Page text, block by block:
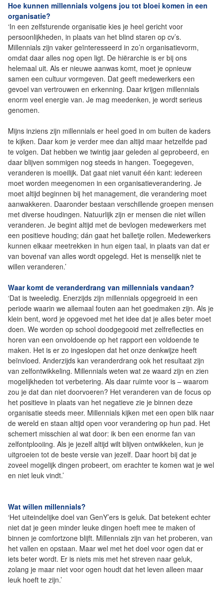
Hoe kunnen millennials volgens jou tot bloei komen in een
organisatie?
‘In een zelfsturende organisatie kies je heel gericht voor
persoonlijkheden, in plaats van het blind staren op cv’s.
Millennials zijn vaker geïnteresseerd in zo’n organisatievorm,
omdat daar alles nog open ligt. De hiërarchie is er bij ons
helemaal uit. Als er nieuwe aanwas komt, moet je opnieuw
samen een cultuur vormgeven. Dat geeft medewerkers een
gevoel van vertrouwen en erkenning. Daar krijgen millennials
enorm veel energie van. Je mag meedenken, je wordt serieus
genomen.
Mijns inziens zijn millennials er heel goed in om buiten de kaders
te kijken. Daar kom je verder mee dan altijd maar hetzelfde pad
te volgen. Dat hebben we twintig jaar geleden al geprobeerd, en
daar blijven sommigen nog steeds in hangen. Toegegeven,
veranderen is moeilijk. Dat gaat niet vanuit één kant: iedereen
moet worden meegenomen in een organisatieverandering. Je
moet altijd beginnen bij het management, die verandering moet
aanwakkeren. Daaronder bestaan verschillende groepen mensen
met diverse houdingen. Natuurlijk zijn er mensen die niet wíllen
veranderen. Je begint altijd met de bevlogen medewerkers met
een positieve houding; dán gaat het balletje rollen. Medewerkers
kunnen elkaar meetrekken in hun eigen taal, in plaats van dat er
van bovenaf van alles wordt opgelegd. Het is menselijk niet te
willen veranderen.’
Waar komt de veranderdrang van millennials vandaan?
‘Dat is tweeledig. Enerzijds zijn millennials opgegroeid in een
periode waarin we allemaal fouten aan het goedmaken zijn. Als je
klein bent, word je opgevoed met het idee dat je alles beter moet
doen. We worden op school doodgegooid met zelfreflecties en
horen van een onvoldoende op het rapport een voldoende te
maken. Het is er zo ingeslopen dat het onze denkwijze heeft
beïnvloed. Anderzijds kan veranderdrang ook het resultaat zijn
van zelfontwikkeling. Millennials weten wat ze waard zijn en zien
mogelijkheden tot verbetering. Als daar ruimte voor is – waarom
zou je dat dan niet doorvoeren? Het veranderen van de focus op
het positieve in plaats van het negatieve zie je binnen deze
organisatie steeds meer. Millennials kijken met een open blik naar
de wereld en staan altijd open voor verandering op hun pad. Het
schemert misschien al wat door: ik ben een enorme fan van
zelfontplooiing. Als je jezelf altijd wilt blijven ontwikkelen, kun je
uitgroeien tot de beste versie van jezelf. Daar hoort bij dat je
zoveel mogelijk dingen probeert, om erachter te komen wat je wel
en niet leuk vindt.’
Wat willen millennials?
‘Het uiteindelijke doel van GenY’ers is geluk. Dat betekent echter
niet dat je geen minder leuke dingen hoeft mee te maken of
binnen je comfortzone blijft. Millennials zijn van het proberen, van
het vallen en opstaan. Maar wel met het doel voor ogen dat er
iets beter wordt. Er is niets mis met het streven naar geluk,
zolang je maar niet voor ogen houdt dat het leven alleen maar
leuk hoeft te zijn.’